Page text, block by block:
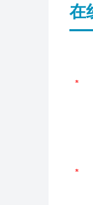
在